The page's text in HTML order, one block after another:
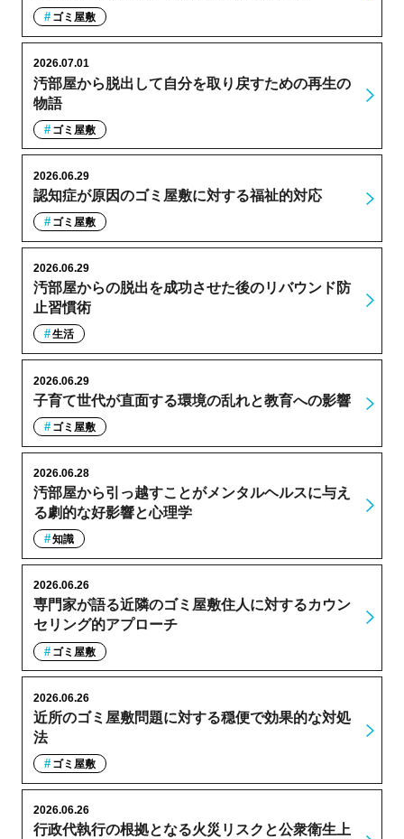
ゴミ屋敷
汚部屋から脱出して自分を取り戻すための再生の
物語
2026.07.01
ゴミ屋敷
認知症が原因のゴミ屋敷に対する福祉的対応
2026.06.29
ゴミ屋敷
汚部屋からの脱出を成功させた後のリバウンド防
止習慣術
2026.06.29
生活
子育て世代が直面する環境の乱れと教育への影響
2026.06.29
ゴミ屋敷
汚部屋から引っ越すことがメンタルヘルスに与え
る劇的な好影響と心理学
2026.06.28
知識
専門家が語る近隣のゴミ屋敷住人に対するカウン
セリング的アプローチ
2026.06.26
ゴミ屋敷
近所のゴミ屋敷問題に対する穏便で効果的な対処
法
2026.06.26
ゴミ屋敷
行政代執行の根拠となる火災リスクと公衆衛生上
2026.06.26